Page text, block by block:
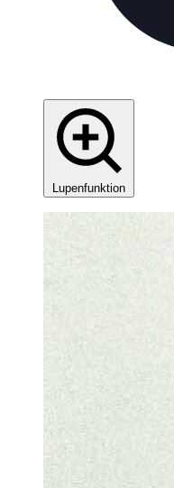
Lupenfunktion